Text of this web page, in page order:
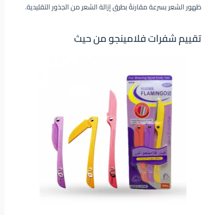
ظهور الشعر بسرعة مقارنةً بطرق إزالة الشعر من الجذور التقليدية.
تقييم شفرات فلامينجو من حيث